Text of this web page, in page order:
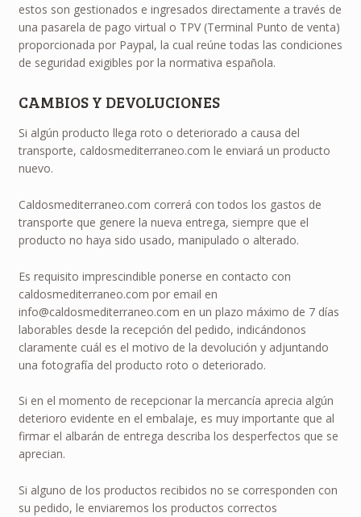
estos son gestionados e ingresados directamente a través de
una pasarela de pago virtual o TPV (Terminal Punto de venta)
proporcionada por Paypal, la cual reúne todas las condiciones
de seguridad exigibles por la normativa española.
CAMBIOS Y DEVOLUCIONES
Si algún producto llega roto o deteriorado a causa del
transporte, caldosmediterraneo.com le enviará un producto
nuevo.
Caldosmediterraneo.com correrá con todos los gastos de
transporte que genere la nueva entrega, siempre que el
producto no haya sido usado, manipulado o alterado.
Es requisito imprescindible ponerse en contacto con
caldosmediterraneo.com por email en
info@caldosmediterraneo.com en un plazo máximo de 7 días
laborables desde la recepción del pedido, indicándonos
claramente cuál es el motivo de la devolución y adjuntando
una fotografía del producto roto o deteriorado.
Si en el momento de recepcionar la mercancía aprecia algún
deterioro evidente en el embalaje, es muy importante que al
firmar el albarán de entrega describa los desperfectos que se
aprecian.
Si alguno de los productos recibidos no se corresponden con
su pedido, le enviaremos los productos correctos